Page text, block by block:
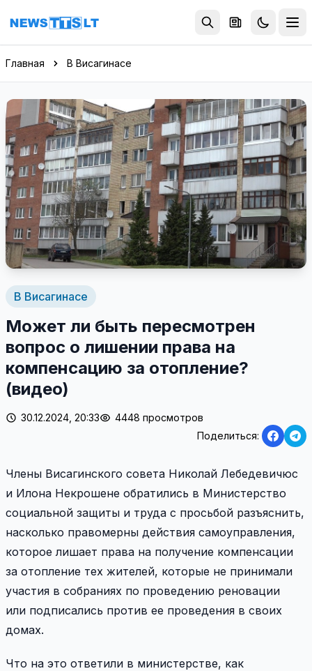
Перейти к содержимому
Главная В Висагинасе
В Висагинасе
Может ли быть пересмотрен
вопрос о лишении права на
компенсацию за отопление?
(видео)
30.12.2024, 20:33
4448 просмотров
Поделиться:
Члены Висагинского совета Николай Лебедевичюс
и Илона Некрошене обратились в Министерство
социальной защиты и труда с просьбой разъяснить,
насколько правомерны действия самоуправления,
которое лишает права на получение компенсации
за отопление тех жителей, которые не принимали
участия в собраниях по проведению реновации
или подписались против ее проведения в своих
домах.
Что на это ответили в министерстве, как